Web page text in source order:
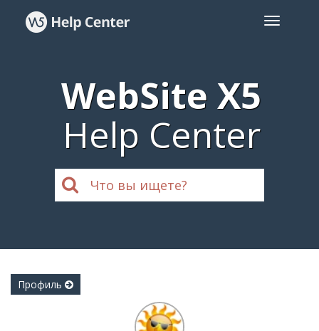
WebSite X5
Help Center
Профиль